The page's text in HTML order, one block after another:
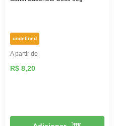
undefined
A partir de
R$ 8,20